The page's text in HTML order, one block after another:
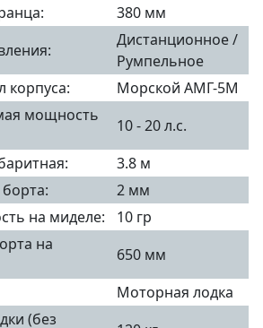
380 мм
Дистанционное /
Румпельное
корпуса:
Морской АМГ-5М
мощность
10 - 20 л.с.
3.8 м
2 мм
на миделе:
10 гр
на
650 мм
Моторная лодка
(без